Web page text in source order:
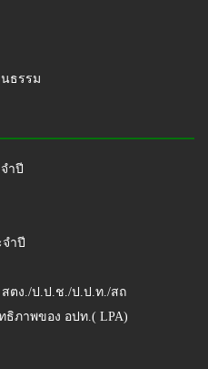
ธรรม
ำปี
ำปี
สตง./ป.ป.ช./ป.ป.ท./สถ
ธิภาพของ อปท.( LPA)